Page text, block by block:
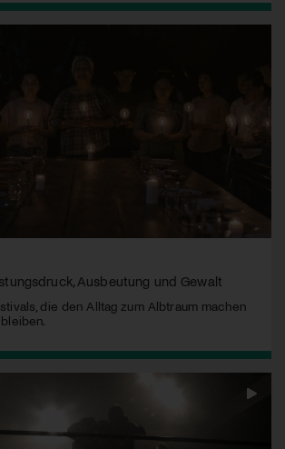
Ausbeutung und Gewalt
die den Alltag zum Albtraum machen